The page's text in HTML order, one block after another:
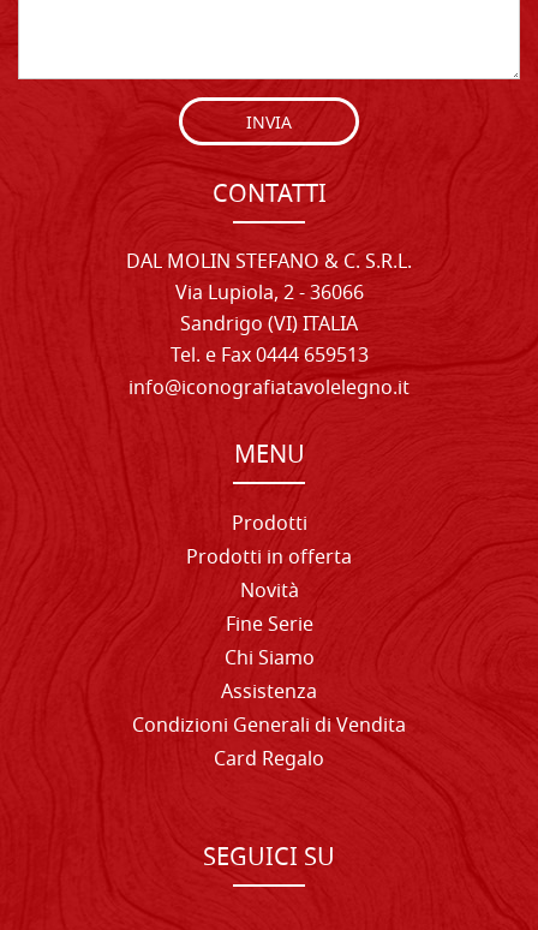
INVIA
CONTATTI
DAL MOLIN STEFANO & C. S.R.L.
Via Lupiola, 2 - 36066
Sandrigo (VI) ITALIA
Tel. e Fax 0444 659513
info@iconografiatavolelegno.it
MENU
Prodotti
Prodotti in offerta
Novità
Fine Serie
Chi Siamo
Assistenza
Condizioni Generali di Vendita
Card Regalo
SEGUICI SU